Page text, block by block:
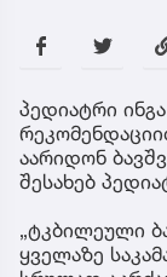
პედიატრი
აარიდონ
შესახებ
„ტკბილეული
ყველაზე